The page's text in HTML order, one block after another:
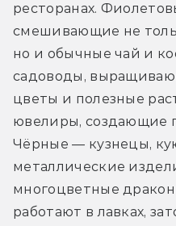
ресторанах.
смешивающие не
но и обычные чай и
садоводы,
цветы и полезные
ювелиры, создающие
Чёрные — кузнецы,
металлические
многоцветные
работают в лавках,